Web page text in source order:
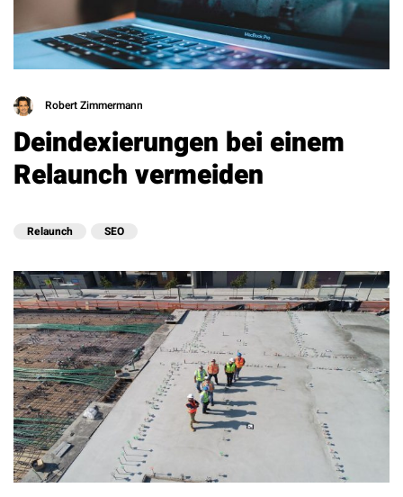
Robert Zimmermann
Deindexierungen bei einem
Relaunch vermeiden
Relaunch SEO